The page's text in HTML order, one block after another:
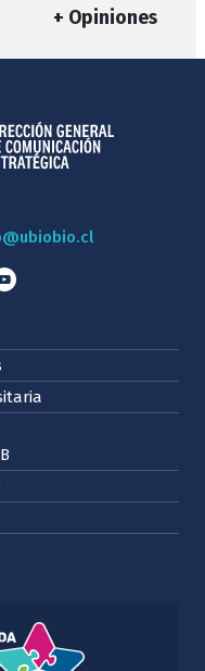
+ Opiniones